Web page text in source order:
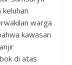
warga
kawasan
di atas